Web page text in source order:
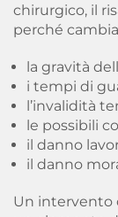
chirurgico, il
perché
la gravità
i tempi di
l’invalidità
le possibili
il danno
il danno
Un intervento